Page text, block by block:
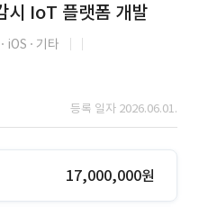
시 IoT 플랫폼 개발
iOS
기타
등록 일자 2026.06.01.
17,000,000원